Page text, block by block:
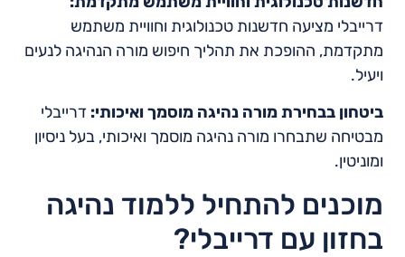
דרייבלי מציעה חדשנות טכנולוגית וחוויית משתמש
מתקדמת, ההופכת את תהליך חיפוש מורה הנהיגה לנעים
ויעיל.
ביטחון בבחירת מורה נהיגה מוסמך ואיכותי: דרייבלי
מבטיחה שתבחרו מורה נהיגה מוסמך ואיכותי, בעל ניסיון
ומוניטין.
מוכנים להתחיל ללמוד נהיגה
בחזון עם דרייבלי?